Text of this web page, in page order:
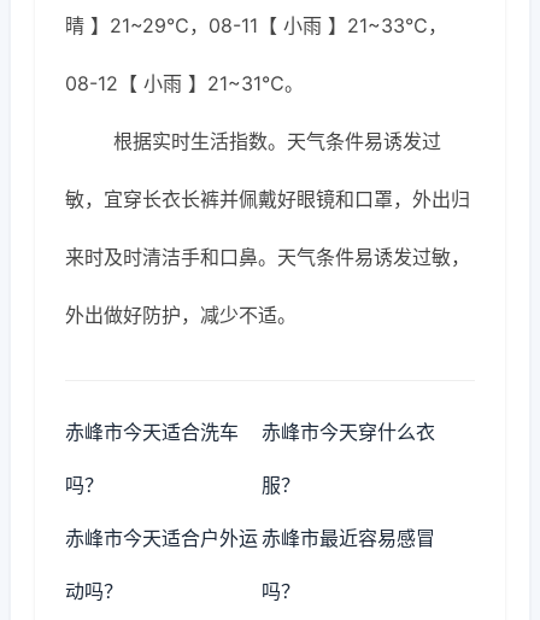
晴 】21~29℃，08-11【 小雨 】21~33℃，
08-12【 小雨 】21~31℃。
根据实时生活指数。天气条件易诱发过
敏，宜穿长衣长裤并佩戴好眼镜和口罩，外出归
来时及时清洁手和口鼻。天气条件易诱发过敏，
外出做好防护，减少不适。
赤峰市今天适合洗车
吗？
赤峰市今天穿什么衣
服？
赤峰市今天适合户外运
动吗？
赤峰市最近容易感冒
吗？